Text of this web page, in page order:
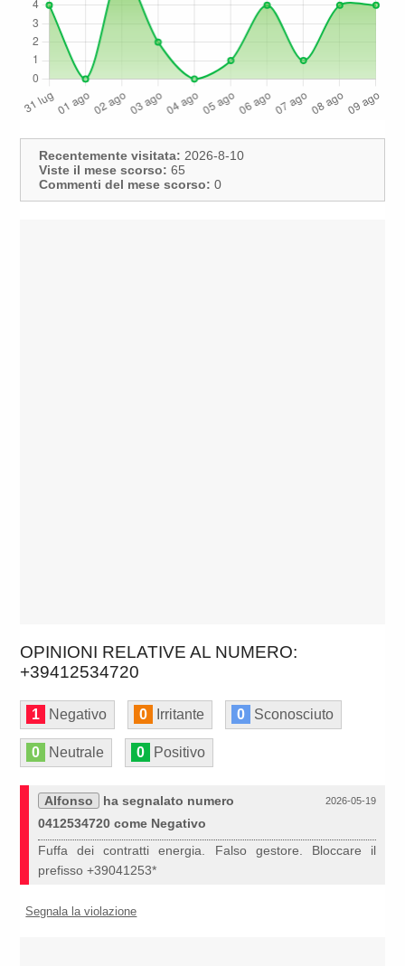
Recentemente visitata: 2026-8-10
Viste il mese scorso: 65
Commenti del mese scorso: 0
OPINIONI RELATIVE AL NUMERO:
+39412534720
1 Negativo 0 Irritante 0 Sconosciuto
0 Neutrale 0 Positivo
2026-05-19
Alfonso
ha segnalato numero
0412534720 come Negativo
Fuffa dei contratti energia. Falso gestore. Bloccare il
prefisso +39041253*
Segnala la violazione